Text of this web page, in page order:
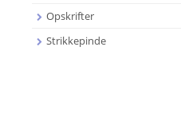
Opskrifter
Strikkepinde